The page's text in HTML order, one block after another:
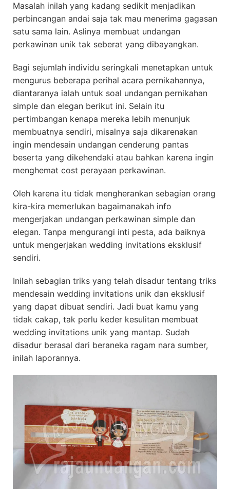
Masalah inilah yang kadang sedikit menjadikan
perbincangan andai saja tak mau menerima gagasan
satu sama lain. Aslinya membuat undangan
perkawinan unik tak seberat yang dibayangkan.
Bagi sejumlah individu seringkali menetapkan untuk
mengurus beberapa perihal acara pernikahannya,
diantaranya ialah untuk soal undangan pernikahan
simple dan elegan berikut ini. Selain itu
pertimbangan kenapa mereka lebih menunjuk
membuatnya sendiri, misalnya saja dikarenakan
ingin mendesain undangan cenderung pantas
beserta yang dikehendaki atau bahkan karena ingin
menghemat cost perayaan perkawinan.
Oleh karena itu tidak mengherankan sebagian orang
kira-kira memerlukan bagaimanakah info
mengerjakan undangan perkawinan simple dan
elegan. Tanpa mengurangi inti pesta, ada baiknya
untuk mengerjakan wedding invitations eksklusif
sendiri.
Inilah sebagian triks yang telah disadur tentang triks
mendesain wedding invitations unik dan eksklusif
yang dapat dibuat sendiri. Jadi buat kamu yang
tidak cakap, tak perlu keder kesulitan membuat
wedding invitations unik yang mantap. Sudah
disadur berasal dari beraneka ragam nara sumber,
inilah laporannya.